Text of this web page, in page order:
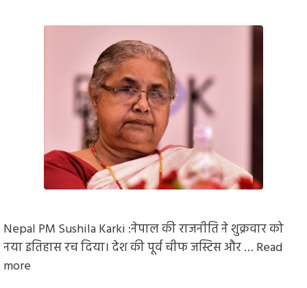
Nepal PM Sushila Karki :नेपाल की राजनीति ने शुक्रवार को
नया इतिहास रच दिया। देश की पूर्व चीफ जस्टिस और … Read
more